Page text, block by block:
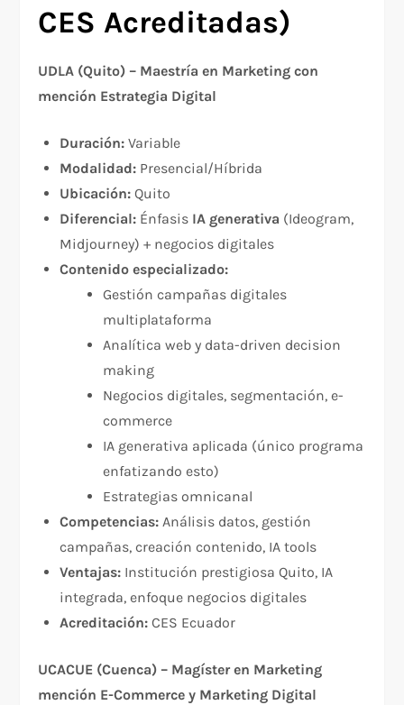
CES Acreditadas)
UDLA (Quito) – Maestría en Marketing con
mención Estrategia Digital
Duración: Variable
Modalidad: Presencial/Híbrida
Ubicación: Quito
Diferencial: Énfasis IA generativa (Ideogram,
Midjourney) + negocios digitales
Contenido especializado:
Gestión campañas digitales
multiplataforma
Analítica web y data-driven decision
making
Negocios digitales, segmentación, e-
commerce
IA generativa aplicada (único programa
enfatizando esto)
Estrategias omnicanal
Competencias: Análisis datos, gestión
campañas, creación contenido, IA tools
Ventajas: Institución prestigiosa Quito, IA
integrada, enfoque negocios digitales
Acreditación: CES Ecuador
UCACUE (Cuenca) – Magíster en Marketing
mención E-Commerce y Marketing Digital